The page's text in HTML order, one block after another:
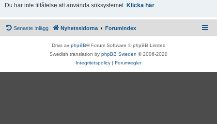
Du har inte tillåtelse att använda söksystemet. Klicka här
Senaste Inlägg Nyhetssidorna Forumindex
Drivs av phpBB® Forum Software © phpBB Limited
Swedish translation by phpBB Sweden © 2006-2020
Integritetspolicy | Forumregler